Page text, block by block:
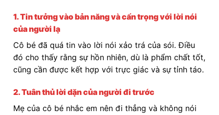
1. Tin tưởng vào bản năng và cẩn trọng với lời nói
của người lạ
Cô bé đã quá tin vào lời nói xảo trá của sói. Điều
đó cho thấy rằng sự hồn nhiên, dù là phẩm chất tốt,
cũng cần được kết hợp với trực giác và sự tỉnh táo.
2. Tuân thủ lời dặn của người đi trước
Mẹ của cô bé nhắc em nên đi thẳng và không nói